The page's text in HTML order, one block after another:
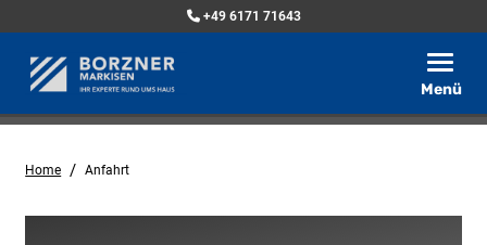
+49 6171 71643
Menü
Home / Anfahrt